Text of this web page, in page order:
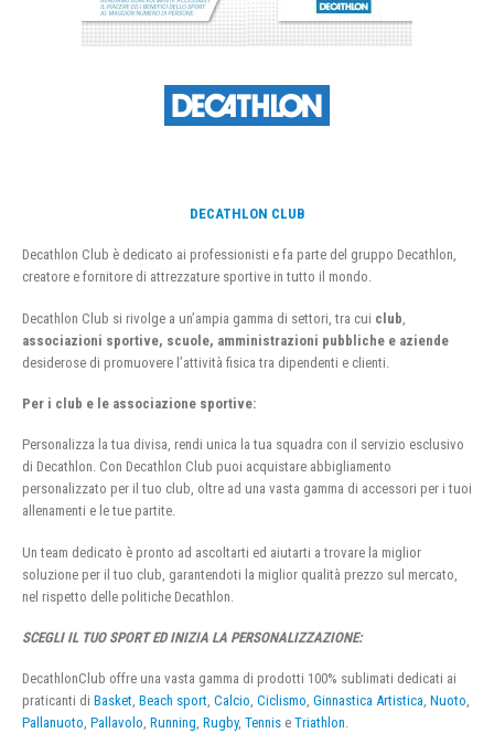
DECATHLON CLUB
Decathlon Club è dedicato ai professionisti e fa parte del gruppo Decathlon,
creatore e fornitore di attrezzature sportive in tutto il mondo.
Decathlon Club si rivolge a un’ampia gamma di settori, tra cui club
associazioni sportive, scuole, amministrazioni pubbliche e aziende
desiderose di promuovere l’attività fisica tra dipendenti e clienti.
Per i club e le associazione sportive:
Personalizza la tua divisa, rendi unica la tua squadra con il servizio esclusivo
di Decathlon. Con Decathlon Club puoi acquistare abbigliamento
personalizzato per il tuo club, oltre ad una vasta gamma di accessori per i tuoi
allenamenti e le tue partite.
Un team dedicato è pronto ad ascoltarti ed aiutarti a trovare la miglior
soluzione per il tuo club, garantendoti la miglior qualità prezzo sul mercato,
nel rispetto delle politiche Decathlon.
SCEGLI IL TUO SPORT ED INIZIA LA PERSONALIZZAZIONE:
DecathlonClub offre una vasta gamma di prodotti 100% sublimati dedicati ai
praticanti di Basket, Beach sport, Calcio, Ciclismo, Ginnastica Artistica, Nuoto,
Pallanuoto, Pallavolo, Running, Rugby, Tennis e Triathlon.